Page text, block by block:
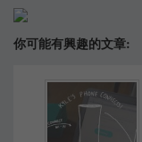
你可能有興趣的文章: